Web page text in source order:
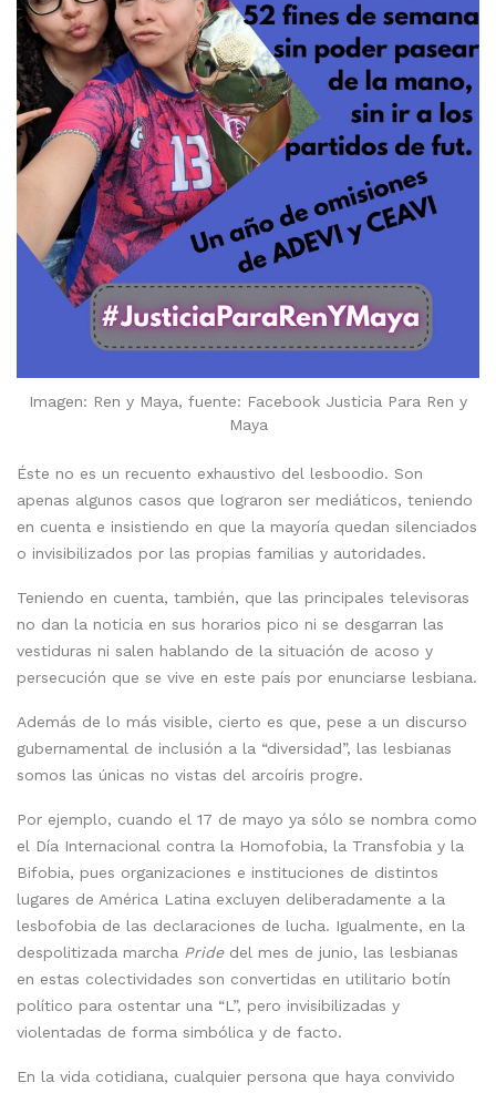
Imagen: Ren y Maya, fuente: Facebook Justicia Para Ren y
Maya
Éste no es un recuento exhaustivo del lesboodio. Son
apenas algunos casos que lograron ser mediáticos, teniendo
en cuenta e insistiendo en que la mayoría quedan silenciados
o invisibilizados por las propias familias y autoridades.
Teniendo en cuenta, también, que las principales televisoras
no dan la noticia en sus horarios pico ni se desgarran las
vestiduras ni salen hablando de la situación de acoso y
persecución que se vive en este país por enunciarse lesbiana.
Además de lo más visible, cierto es que, pese a un discurso
gubernamental de inclusión a la “diversidad”, las lesbianas
somos las únicas no vistas del arcoíris progre.
Por ejemplo, cuando el 17 de mayo ya sólo se nombra como
el Día Internacional contra la Homofobia, la Transfobia y la
Bifobia, pues organizaciones e instituciones de distintos
lugares de América Latina excluyen deliberadamente a la
lesbofobia de las declaraciones de lucha. Igualmente, en la
despolitizada marcha Pridedel mes de junio, las lesbianas
en estas colectividades son convertidas en utilitario botín
político para ostentar una “L”, pero invisibilizadas y
violentadas de forma simbólica y de facto.
En la vida cotidiana, cualquier persona que haya convivido